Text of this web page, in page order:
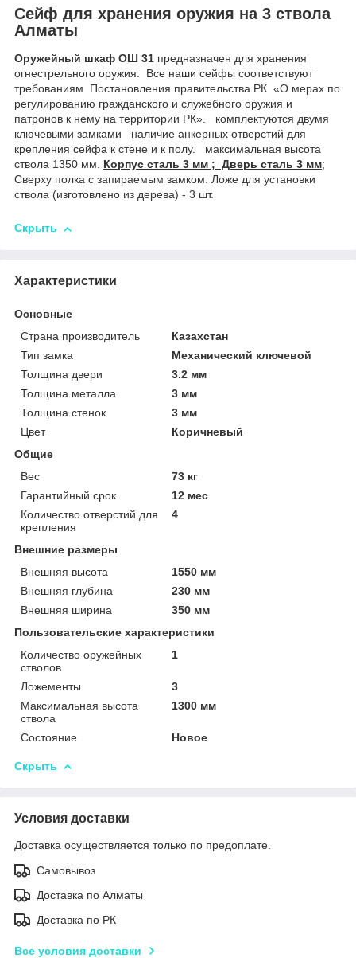
Сейф для хранения оружия на 3 ствола
Алматы
Оружейный шкаф ОШ 31 предназначен для хранения
огнестрельного оружия. Все наши сейфы соответствуют
требованиям Постановления правительства РК «О мерах по
регулированию гражданского и служебного оружия и
патронов к нему на территории РК». комплектуются двумя
ключевыми замками наличие анкерных отверстий для
крепления сейфа к стене и к полу. максимальная высота
ствола 1350 мм. Корпус сталь 3 мм ; Дверь сталь 3 мм;
Сверху полка с запираемым замком. Ложе для установки
ствола (изготовлено из дерева) - 3 шт.
Скрыть
Характеристики
Основные
Страна производитель
Казахстан
Тип замка
Механический ключевой
Толщина двери
3.2 мм
Толщина металла
3 мм
Толщина стенок
3 мм
Цвет
Коричневый
Общие
Вес
73 кг
Гарантийный срок
12 мес
Количество отверстий для
крепления
4
Внешние размеры
Внешняя высота
1550 мм
Внешняя глубина
230 мм
Внешняя ширина
350 мм
Пользовательские характеристики
Количество оружейных
стволов
1
Ложементы
3
Максимальная высота
ствола
1300 мм
Состояние Новое
Скрыть
Условия доставки
Доставка осуществляется только по предоплате.
Самовывоз
Доставка по Алматы
Доставка по РК
Все условия доставки